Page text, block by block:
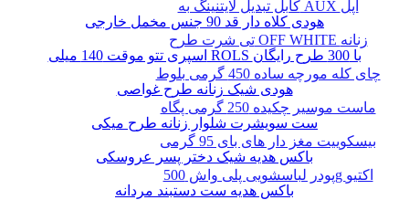
کابل تبدیل لایتنینگ به AUX اپل
تی شرت طرح OFF WHITE زنانه
چای کله مورچه ساده 450 گرمی بلوط
ماست موسیر چکیده 250 گرمی پگاه
بیسکوییت مغز دار های بای 95 گرمی
پودر لباسشویی پلی واش 500g اکتیو
هودی کلاه دار قد 90 جنس مخمل خارجی
اسپری تتو موقت 140 میلی ROLS با 300 طرح رایگان
هودی شیک زنانه طرح غواصی
ست سویشرت شلوار زنانه طرح میکی
باکس هدیه شیک دختر پسر عروسکی
باکس هدیه ست دستبند مردانه